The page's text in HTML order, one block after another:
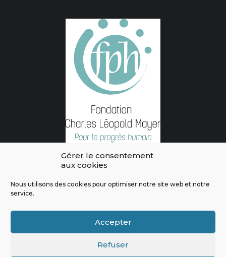
Gérer le consentement
aux cookies
Nous utilisons des cookies pour optimiser notre site web et notre
service.
Accepter
Refuser
L'intégralité des contenus de ce site sont publiés sous licence
|Politique de confidentialité